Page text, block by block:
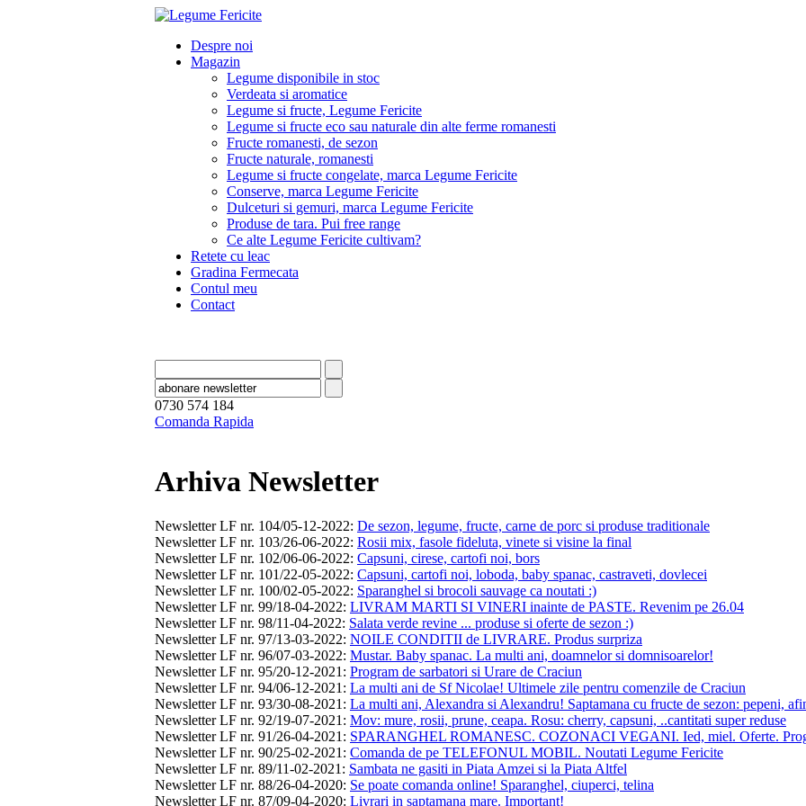
Despre noi
Magazin
Legume disponibile in stoc
Verdeata si aromatice
Legume si fructe, Legume Fericite
Legume si fructe eco sau naturale din alte ferme romanesti
Fructe romanesti, de sezon
Fructe naturale, romanesti
Legume si fructe congelate, marca Legume Fericite
Conserve, marca Legume Fericite
Dulceturi si gemuri, marca Legume Fericite
Produse de tara. Pui free range
Ce alte Legume Fericite cultivam?
Retete cu leac
Gradina Fermecata
Contul meu
Contact
0730 574 184
Comanda Rapida
Arhiva Newsletter
Newsletter LF nr. 104/05-12-2022: De sezon, legume, fructe, carne de porc si produse traditionale
Newsletter LF nr. 103/26-06-2022: Rosii mix, fasole fideluta, vinete si visine la final
Newsletter LF nr. 102/06-06-2022: Capsuni, cirese, cartofi noi, bors
Newsletter LF nr. 101/22-05-2022: Capsuni, cartofi noi, loboda, baby spanac, castraveti, dovlecei
Newsletter LF nr. 100/02-05-2022: Sparanghel si brocoli sauvage ca noutati :)
Newsletter LF nr. 99/18-04-2022: LIVRAM MARTI SI VINERI inainte de PASTE. Revenim pe 26.04
Newsletter LF nr. 98/11-04-2022: Salata verde revine ... produse si oferte de sezon :)
Newsletter LF nr. 97/13-03-2022: NOILE CONDITII de LIVRARE. Produs surpriza
Newsletter LF nr. 96/07-03-2022: Mustar. Baby spanac. La multi ani, doamnelor si domnisoarelor!
Newsletter LF nr. 95/20-12-2021 : Program de sarbatori si Urare de Craciun
Newsletter LF nr. 94/06-12-2021 : La multi ani de Sf Nicolae! Ultimele zile pentru comenzile de Craciun
Newsletter LF nr. 93/30-08-2021 : La multi ani, Alexandra si Alexandru! Saptamana cu fructe de sezon: pepeni,
Newsletter LF nr. 92/19-07-2021 : Mov: mure, rosii, prune, ceapa. Rosu: cherry, capsuni, ..cantitati super reduse
Newsletter LF nr. 91/26-04-2021 : SPARANGHEL ROMANESC. COZONACI VEGANI. Ied, miel. Oferte.
Newsletter LF nr. 90/25-02-2021 : Comanda de pe TELEFONUL MOBIL. Noutati Legume Fericite
Newsletter LF nr. 89/11-02-2021 : Sambata ne gasiti in Piata Amzei si la Piata Altfel
Newsletter LF nr. 88/26-04-2020: Se poate comanda online! Sparanghel, ciuperci, telina
Newsletter LF nr. 87/09-04-2020: Livrari in saptamana mare. Important!